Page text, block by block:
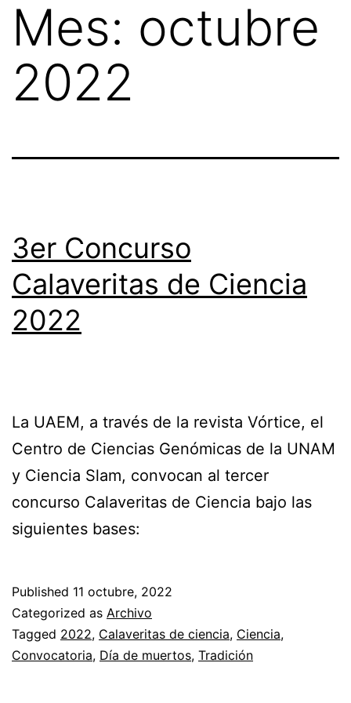
Skip
content
Mes: octubre
2022
3er Concurso
Calaveritas de Ciencia
2022
La UAEM, a través de la revista Vórtice, el
Centro de Ciencias Genómicas de la UNAM
y Ciencia Slam, convocan al tercer
concurso Calaveritas de Ciencia bajo las
siguientes bases:
Published 11 octubre, 2022
Categorized as Archivo
Tagged 2022, Calaveritas de ciencia, Ciencia,
Convocatoria, Día de muertos, Tradición